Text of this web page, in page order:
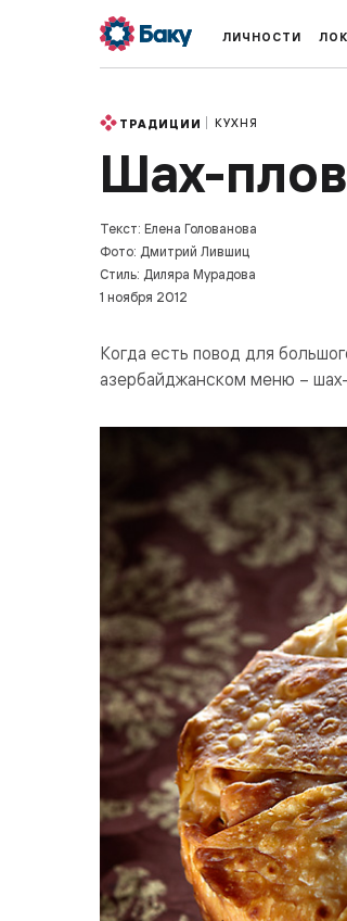
ЛИЧНОСТИ
ТРАДИЦИИ КУХНЯ
Шах-
Текст: Елена Голованова
Фото: Дмитрий Лившиц
Стиль: Диляра Мурадова
1 ноября 2012
Когда есть повод для
азербайджанском меню –